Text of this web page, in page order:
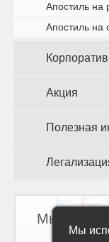
Апостиль на
Апостиль на
Акция
Полезная
Мы на
Мы